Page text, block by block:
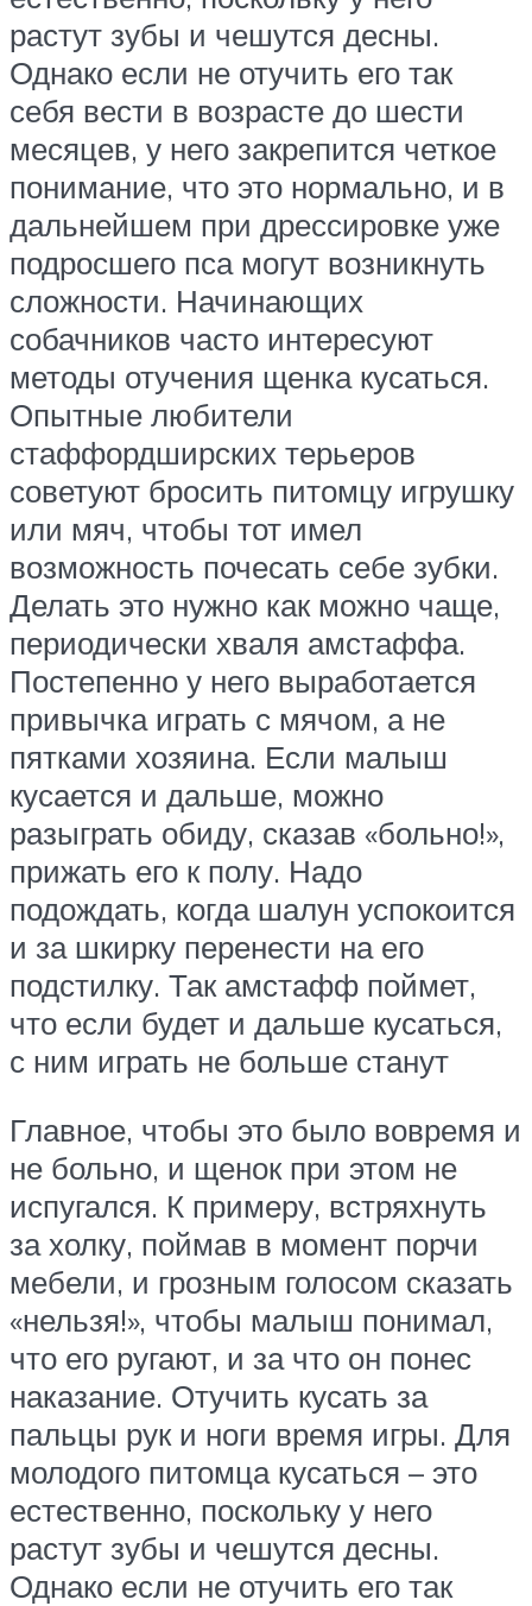
растут зубы и чешутся десны.
Однако если не отучить его так
себя вести в возрасте до шести
месяцев, у него закрепится четкое
понимание, что это нормально, и в
дальнейшем при дрессировке уже
подросшего пса могут возникнуть
сложности. Начинающих
собачников часто интересуют
методы отучения щенка кусаться.
Опытные любители
стаффордширских терьеров
советуют бросить питомцу игрушку
или мяч, чтобы тот имел
возможность почесать себе зубки.
Делать это нужно как можно чаще,
периодически хваля амстаффа.
Постепенно у него выработается
привычка играть с мячом, а не
пятками хозяина. Если малыш
кусается и дальше, можно
разыграть обиду, сказав «больно!»,
прижать его к полу. Надо
подождать, когда шалун успокоится
и за шкирку перенести на его
подстилку. Так амстафф поймет,
что если будет и дальше кусаться,
с ним играть не больше станут
Главное, чтобы это было вовремя и
не больно, и щенок при этом не
испугался. К примеру, встряхнуть
за холку, поймав в момент порчи
мебели, и грозным голосом сказать
«нельзя!», чтобы малыш понимал,
что его ругают, и за что он понес
наказание. Отучить кусать за
пальцы рук и ноги время игры. Для
молодого питомца кусаться – это
естественно, поскольку у него
растут зубы и чешутся десны.
Однако если не отучить его так